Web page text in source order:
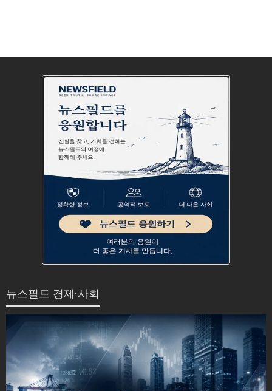
뉴스필드 경제·사회